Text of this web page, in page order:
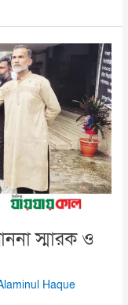
স্মারক ও
Haque